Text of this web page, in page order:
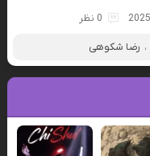
0 نظر
، رضا شکوهی